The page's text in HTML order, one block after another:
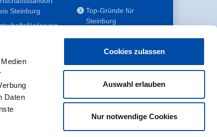
Daten
Cookies zulassen
Auswahl erlauben
Nur notwendige Cookies
Steinburg
Daten,
Top-Gründe für
Steinburg
Meine Immobilie
Erholen